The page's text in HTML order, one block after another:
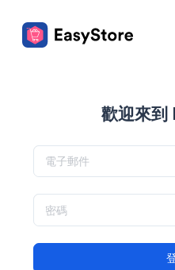
歡迎來到